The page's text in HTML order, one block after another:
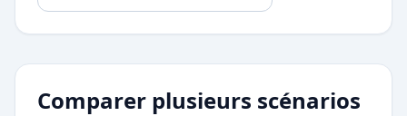
Comparer plusieurs scénarios